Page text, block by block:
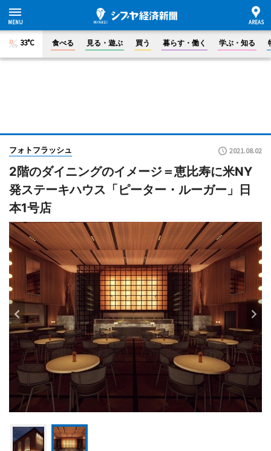
33°C 食べる 見る・遊ぶ 買う 暮らす・働く 学ぶ・知る
フォトフラッシュ 2021.08.02
2階のダイニングのイメージ＝恵比寿に米NY
発ステーキハウス「ピーター・ルーガー」日
本1号店